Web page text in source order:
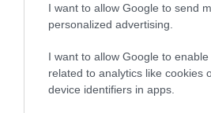
I want to allow Google to send
personalized advertising.
I want to allow Google to
related to analytics like cookies
device identifiers in apps.